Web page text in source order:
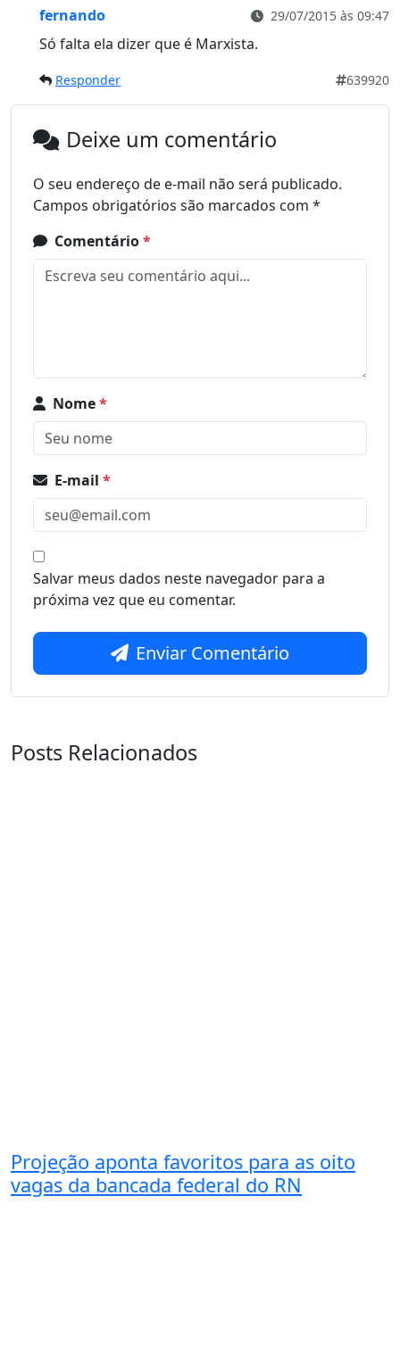
fernando 29/07/2015 às 09:47
Só falta ela dizer que é Marxista.
Responder 639920
Deixe um comentário
O seu endereço de e-mail não será publicado.
Campos obrigatórios são marcados com *
Comentário*
Nome*
E-mail *
Salvar meus dados neste navegador para a
próxima vez que eu comentar.
Enviar Comentário
Posts Relacionados
Projeção aponta favoritos para as oito
vagas da bancada federal do RN